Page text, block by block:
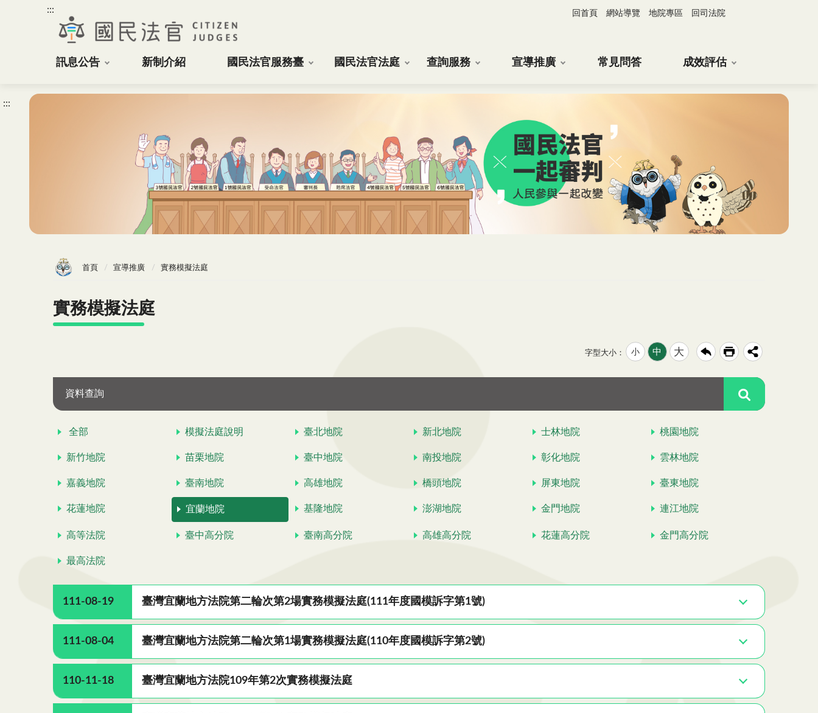
::: 回首頁 網站導覽 地院專區 回司法院
訊息公告 新制介紹 國民法官服務臺 國民法官法庭 查詢服務 宣導推廣 常見問答 成效評估
:::
首頁 宣導推廣 實務模擬法庭
實務模擬法庭
字型大小： 小 中 大
資料查詢
全部 模擬法庭說明 臺北地院 新北地院 士林地院 桃園地院
新竹地院 苗栗地院 臺中地院 南投地院 彰化地院 雲林地院
嘉義地院 臺南地院 高雄地院 橋頭地院 屏東地院 臺東地院
花蓮地院 宜蘭地院 基隆地院 澎湖地院 金門地院 連江地院
高等法院 臺中高分院 臺南高分院 高雄高分院 花蓮高分院 金門高分院
最高法院
111-08-19 臺灣宜蘭地方法院第二輪次第2場實務模擬法庭(111年度國模訴字第1號)
111-08-04 臺灣宜蘭地方法院第二輪次第1場實務模擬法庭(110年度國模訴字第2號)
110-11-18 臺灣宜蘭地方法院109年第2次實務模擬法庭